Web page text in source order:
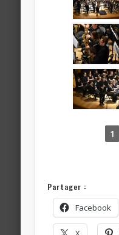
1
Partager :
Facebook